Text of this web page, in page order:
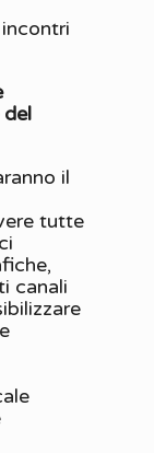
del
il
tutte
canali